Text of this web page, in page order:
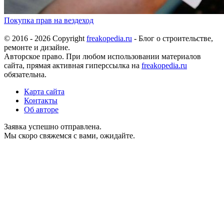
Покупка прав на вездеход
© 2016 - 2026 Copyright freakopedia.ru - Блог о строительстве,
ремонте и дизайне.
Авторское право. При любом использовании материалов
сайта, прямая активная гиперссылка на freakopedia.ru
обязательна.
Карта сайта
Контакты
Об авторе
Заявка успешно отправлена.
Мы скоро свяжемся с вами, ожидайте.